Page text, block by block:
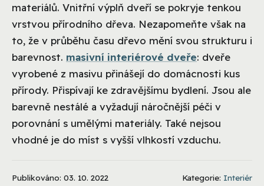
materiálů. Vnitřní výplň dveří se pokryje tenkou
vrstvou přírodního dřeva. Nezapomeňte však na
to, že v průběhu času dřevo mění svou strukturu i
barevnost. masivní interiérové ​​dveře: dveře
vyrobené z masivu přinášejí do domácnosti kus
přírody. Přispívají ke zdravějšímu bydlení. Jsou ale
barevně nestálé a vyžadují náročnější péči v
porovnání s umělými materiály. Také nejsou
vhodné je do míst s vyšší vlhkostí vzduchu.
Publikováno: 03. 10. 2022 Kategorie: Interiér